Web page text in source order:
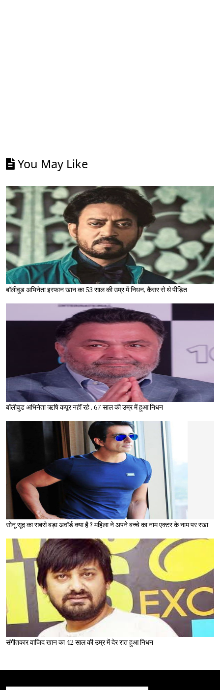
You May Like
बॉलीवुड अभिनेता इरफान खान का 53 साल की उम्र में निधन, कैंसर से थे पीड़ित
बॉलीवुड अभिनेता ऋषि कपूर नहीं रहे , 67 साल की उम्र में हुआ निधन
सोनू सूद का सबसे बड़ा अवॉर्ड क्या है ? महिला ने अपने बच्चे का नाम एक्टर के नाम पर रखा
संगीतकार वाजिद खान का 42 साल की उम्र में देर रात हुआ निधन